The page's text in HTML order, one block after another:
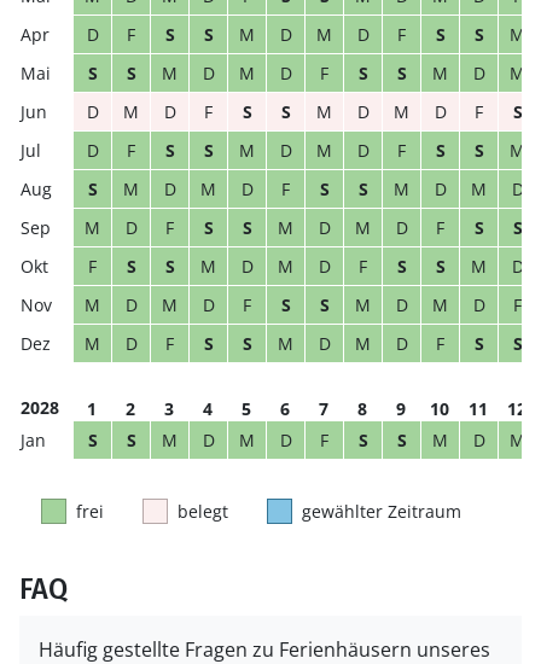
D
F S S M D M D F S S
M
S
S M D M D F S S M D
M
D
M D F S S M D M D F
S
D
F S S M D M D F S S
M
S
M D M D F S S M D M
D
M
D F S S M D M D F S
S
F
S S M D M D F S S M
D
M
D M D F S S M D M D
F
M
D F S S M D M D F S S
2028 1 2 3 4 5 6 7 8 9 10 11
12
S
S M D M D F S S M D M
frei belegt gewählter Zeitraum
FAQ
Häufig gestellte Fragen zu Ferienhäusern unseres